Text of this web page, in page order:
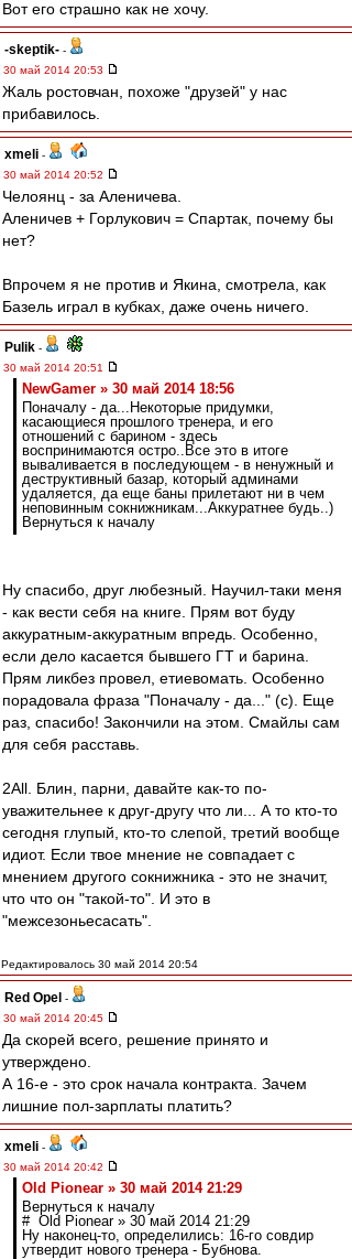
Вот его страшно как не хочу.
-skeptik- -
30 май 2014 20:53
Жаль ростовчан, похоже "друзей" у нас
прибавилось.
xmeli -
30 май 2014 20:52
Челоянц - за Аленичева.
Аленичев + Горлукович = Спартак, почему бы
нет?
Впрочем я не против и Якина, смотрела, как
Базель играл в кубках, даже очень ничего.
Pulik -
30 май 2014 20:51
NewGamer » 30 май 2014 18:56
Поначалу - да...Некоторые придумки,
касающиеся прошлого тренера, и его
отношений с барином - здесь
воспринимаются остро..Все это в итоге
вываливается в последующем - в ненужный и
деструктивный базар, который админами
удаляется, да еще баны прилетают ни в чем
неповинным сокнижникам...Аккуратнее будь..)
Вернуться к началу
Ну спасибо, друг любезный. Научил-таки меня
- как вести себя на книге. Прям вот буду
аккуратным-аккуратным впредь. Особенно,
если дело касается бывшего ГТ и барина.
Прям ликбез провел, етиевомать. Особенно
порадовала фраза "Поначалу - да..." (с). Еще
раз, спасибо! Закончили на этом. Смайлы сам
для себя расставь.
2All. Блин, парни, давайте как-то по-
уважительнее к друг-другу что ли... А то кто-то
сегодня глупый, кто-то слепой, третий вообще
идиот. Если твое мнение не совпадает с
мнением другого сокнижника - это не значит,
что что он "такой-то". И это в
"межсезоньесасать".
Редактировалось 30 май 2014 20:54
Red Opel -
30 май 2014 20:45
Да скорей всего, решение принято и
утверждено.
А 16-е - это срок начала контракта. Зачем
лишние пол-зарплаты платить?
xmeli -
30 май 2014 20:42
Old Pionear » 30 май 2014 21:29
Вернуться к началу
# Old Pionear » 30 май 2014 21:29
Ну наконец-то, определились: 16-го совдир
утвердит нового тренера - Бубнова.